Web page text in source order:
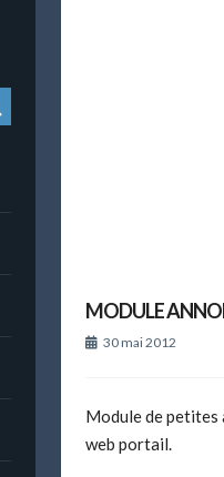
MODULE
30 mai 2012
Module de petites
web portail.